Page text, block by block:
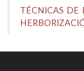
TÉCNICAS DE